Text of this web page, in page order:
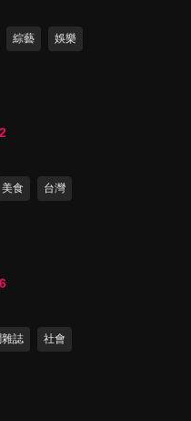
聰明的模特兒1
聰明的模特兒2
最聰明的模特兒4
綜藝 娛樂
美食 台灣
雜誌 社會